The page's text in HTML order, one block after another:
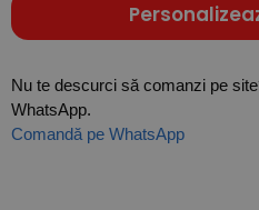
Nu te descurci să comanzi pe
WhatsApp.
Comandă pe WhatsApp